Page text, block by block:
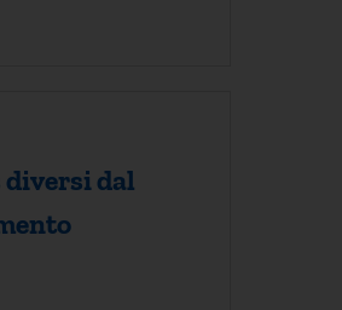
diversi dal